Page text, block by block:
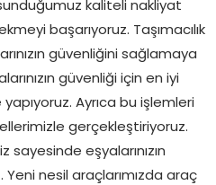
kaliteli nakliyat
başarıyoruz. Taşımacılık
güvenliğini sağlamaya
güvenliği için en iyi
Ayrıca bu işlemleri
gerçekleştiriyoruz.
eşyalarınızın
Yeni nesil araçlarımızda araç